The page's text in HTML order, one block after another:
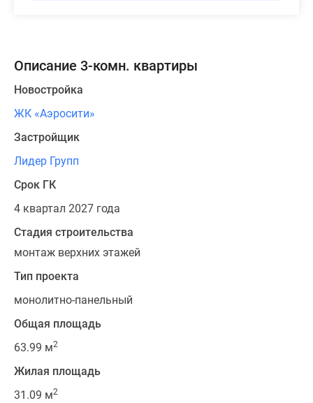
Описание 3-комн. квартиры
Новостройка
ЖК «Аэросити»
Застройщик
Лидер Групп
Срок ГК
4 квартал 2027 года
Стадия строительства
монтаж верхних этажей
Тип проекта
монолитно-панельный
Общая площадь
63.99 м2
Жилая площадь
31.09 м2